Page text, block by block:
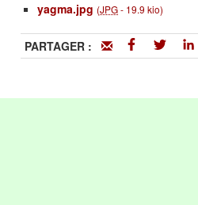
yagma.jpg (JPG- 19.9 kio)
PARTAGER :